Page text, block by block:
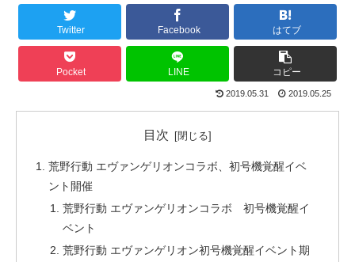
Twitter Facebook はてブ
Pocket LINE コピー
2019.05.31 2019.05.25
目次
荒野行動 エヴァンゲリオンコラボ、初号機覚醒イベ
ント開催
荒野行動 エヴァンゲリオンコラボ 初号機覚醒イ
ベント
荒野行動 エヴァンゲリオン初号機覚醒イベント期